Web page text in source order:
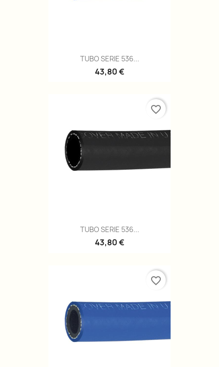
TUBO SERIE 536...
43,80 €
TUBO SERIE 536...
43,80 €
favorite_border
favorite_border